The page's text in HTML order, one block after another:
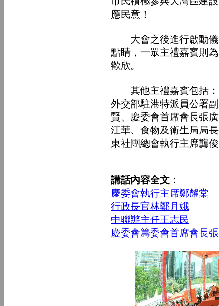
應民意！
大會之後進行啟動儀
點睛，一眾主禮嘉賓則
歡欣。
其他主禮嘉賓包括：
外交部駐港特派員公署
賢、慶委會首席會長張
江華、食物及衛生局局
東社團總會執行主席龔
講話內容全文：
慶委會執行主席鄭耀棠
行政長官林鄭月娥
中聯辦主任王志民
慶委會籌委會首席會長